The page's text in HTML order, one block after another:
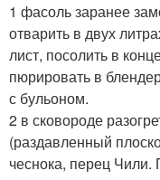
1 фасоль заранее
отварить в двух
лист, посолить в
пюрировать в
с бульоном.
2 в сковороде
(раздавленный
чеснока, перец Чили.